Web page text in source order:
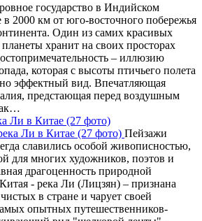
государство в Индийском
в 2000 км от юго-восточного побережья
Один из самих красивых
хранит на своих просторах
– иллюзию
которая с высоты птичьего полета
эффектный вид. Впечатляющая
предстающая перед воздушным
Ли в Китае (27 фото)
Пейзажи
славились особой живописностью,
для многих художников, поэтов и
драгоценность природной
- река Ли (Лицзян) – признана
в стране и чарует своей
опытных путешественников-